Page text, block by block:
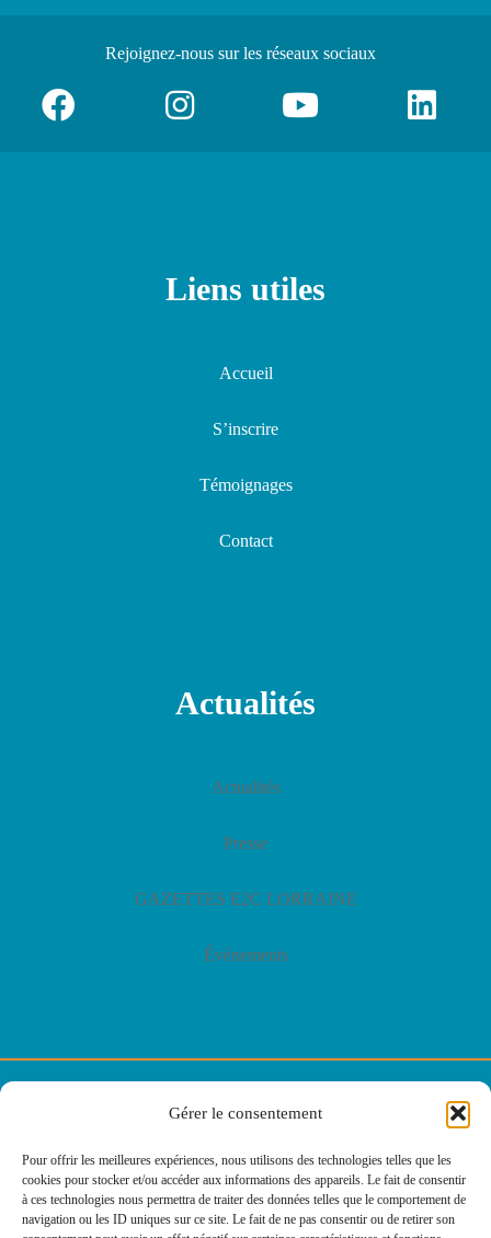
Gérer le consentement
Pour offrir les meilleures expériences, nous utilisons des technologies telles que les
cookies pour stocker et/ou accéder aux informations des appareils. Le fait de consentir
à ces technologies nous permettra de traiter des données telles que le comportement de
navigation ou les ID uniques sur ce site. Le fait de ne pas consentir ou de retirer son
Rejoignez-nous sur les réseaux sociaux
Liens utiles
Accueil
S’inscrire
Témoignages
Contact
Actualités
Actualités
Presse
GAZETTES E2C LORRAINE
Événements
© E2C Lorraine
Politique des cookies